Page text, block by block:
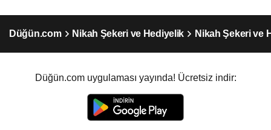
Düğün.com Nikah Şekeri ve Hediyelik Nikah Şekeri ve
Düğün.com uygulaması yayında! Ücretsiz indir: